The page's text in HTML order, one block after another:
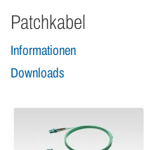
Patchkabel
Informationen
Downloads